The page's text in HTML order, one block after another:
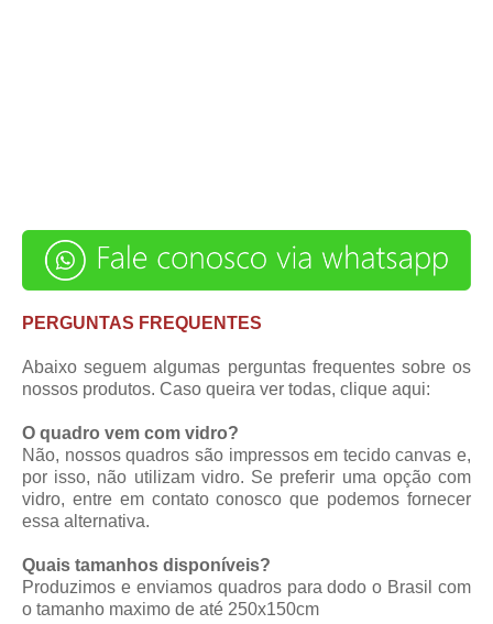
PERGUNTAS FREQUENTES
Abaixo seguem algumas perguntas frequentes sobre os
nossos produtos. Caso queira ver todas, clique aqui:
O quadro vem com vidro?
Não, nossos quadros são impressos em tecido canvas e,
por isso, não utilizam vidro. Se preferir uma opção com
vidro, entre em contato conosco que podemos fornecer
essa alternativa.
Quais tamanhos disponíveis?
Produzimos e enviamos quadros para dodo o Brasil com
o tamanho maximo de até 250x150cm